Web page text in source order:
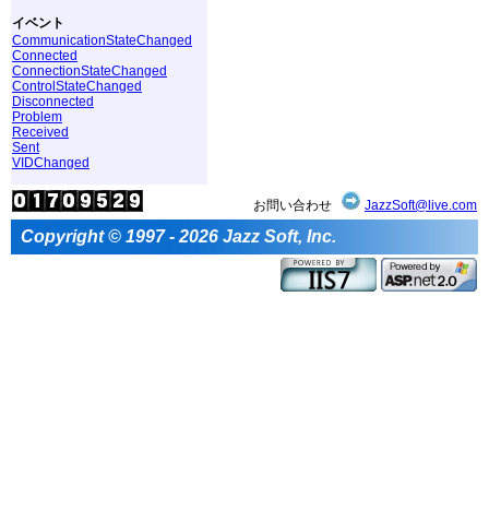
イベント
CommunicationStateChanged
Connected
ConnectionStateChanged
ControlStateChanged
Disconnected
Problem
Received
Sent
VIDChanged
お問い合わせ JazzSoft@live.com
Copyright © 1997 - 2026 Jazz Soft, Inc.